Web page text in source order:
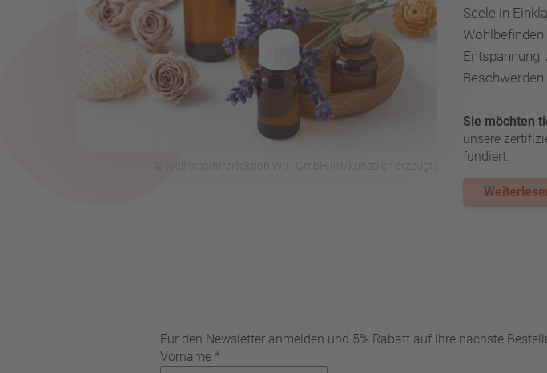
Seele in
Wohlbefinden
Sie möchten
unsere
fundiert.
Für den Newsletter anmelden und 5% Rabatt auf Ihre nächste
Vorname *